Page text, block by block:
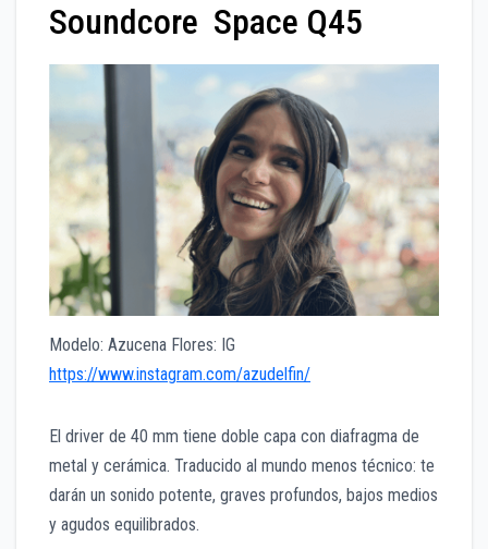
Soundcore Space Q45
Modelo: Azucena Flores: IG
https://www.instagram.com/azudelfin/
El driver de 40 mm tiene doble capa con diafragma de
metal y cerámica. Traducido al mundo menos técnico: te
darán un sonido potente, graves profundos, bajos medios
y agudos equilibrados.